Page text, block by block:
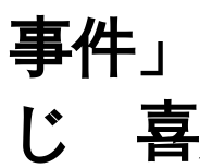
事件
じ 喜